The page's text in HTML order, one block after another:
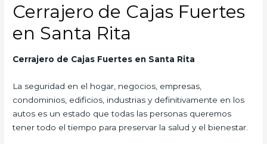
Cerrajero de Cajas Fuertes
en Santa Rita
Cerrajero de Cajas Fuertes en Santa Rita
La seguridad en el hogar, negocios, empresas,
condominios, edificios, industrias y definitivamente en los
autos es un estado que todas las personas queremos
tener todo el tiempo para preservar la salud y el bienestar.